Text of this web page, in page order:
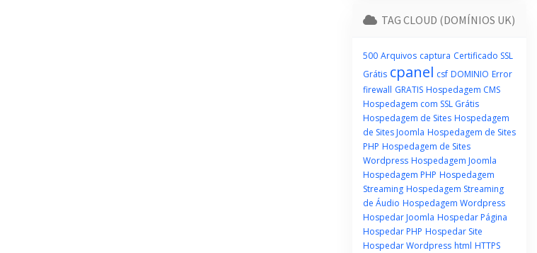
TAG CLOUD (DOMÍNIOS UK)
500 Arquivos captura Certificado SSL
Grátis cpanel csf DOMINIO Error
firewall GRATIS Hospedagem CMS
Hospedagem com SSL Grátis
Hospedagem de Sites Hospedagem
de Sites Joomla Hospedagem de Sites
PHP Hospedagem de Sites
Wordpress Hospedagem Joomla
Hospedagem PHP Hospedagem
Streaming Hospedagem Streaming
de Áudio Hospedagem Wordpress
Hospedar Joomla Hospedar Página
Hospedar PHP Hospedar Site
Hospedar Wordpress html HTTPS